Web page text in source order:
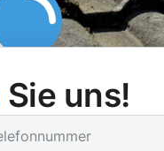
Sie uns!